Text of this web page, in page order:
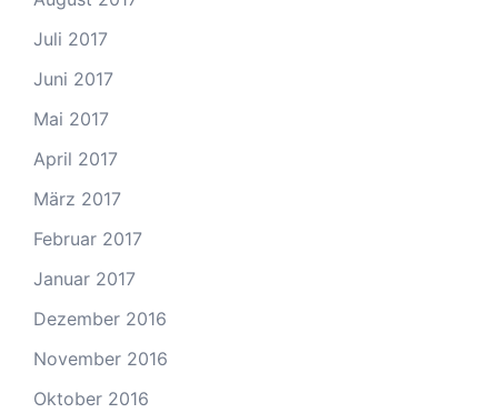
Juli 2017
Juni 2017
Mai 2017
April 2017
März 2017
Februar 2017
Januar 2017
Dezember 2016
November 2016
Oktober 2016